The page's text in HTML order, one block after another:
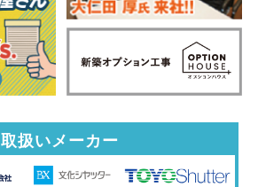
取扱いメーカー